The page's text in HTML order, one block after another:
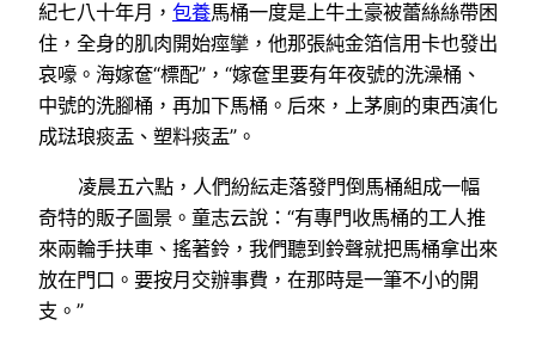
紀七八十年月， 包養馬桶一度是上牛土豪被蕾絲絲帶困
住，全身的肌肉開始痙攣，他那張純金箔信用卡也發出
哀嚎。海嫁奩“標配”，“嫁奩里要有年夜號的洗澡桶、
中號的洗腳桶，再加下馬桶。后來，上茅廁的東西演化
成琺琅痰盂、塑料痰盂”。
凌晨五六點，人們紛紜走落發門倒馬桶組成一幅
奇特的販子圖景。童志云說：“有專門收馬桶的工人推
來兩輪手扶車、搖著鈴，我們聽到鈴聲就把馬桶拿出來
放在門口。要按月交辦事費，在那時是一筆不小的開
支。”